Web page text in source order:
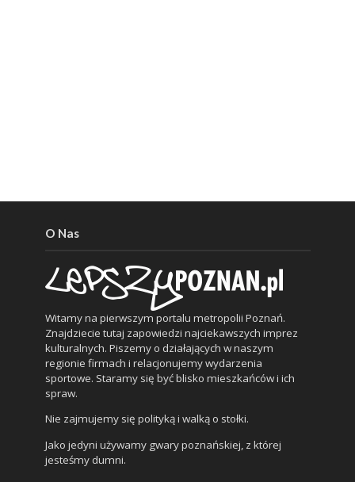
O Nas
Witamy na pierwszym portalu metropolii Poznań.
Znajdziecie tutaj zapowiedzi najciekawszych imprez
kulturalnych. Piszemy o działających w naszym
regionie firmach i relacjonujemy wydarzenia
sportowe. Staramy się być blisko mieszkańców i ich
spraw.
Nie zajmujemy się polityką i walką o stołki.
Jako jedyni używamy gwary poznańskiej, z której
jesteśmy dumni.